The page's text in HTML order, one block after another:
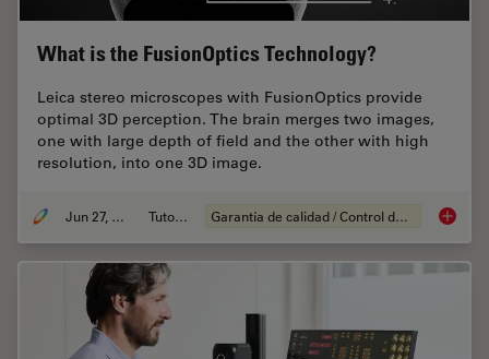
What is the FusionOptics Technology?
Leica stereo microscopes with FusionOptics provide
optimal 3D perception. The brain merges two images,
one with large depth of field and the other with high
resolution, into one 3D image.
Jun 27, 2023 Tutorial Garantía de calidad / Control de calidad What is